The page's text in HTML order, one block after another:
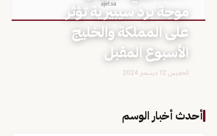
موجة برد سيبيرية تؤثر
على المملكة والخليج
الأسبوع المقبل
الخميس 12 ديسمبر 2024
أحدث أخبار الوسم